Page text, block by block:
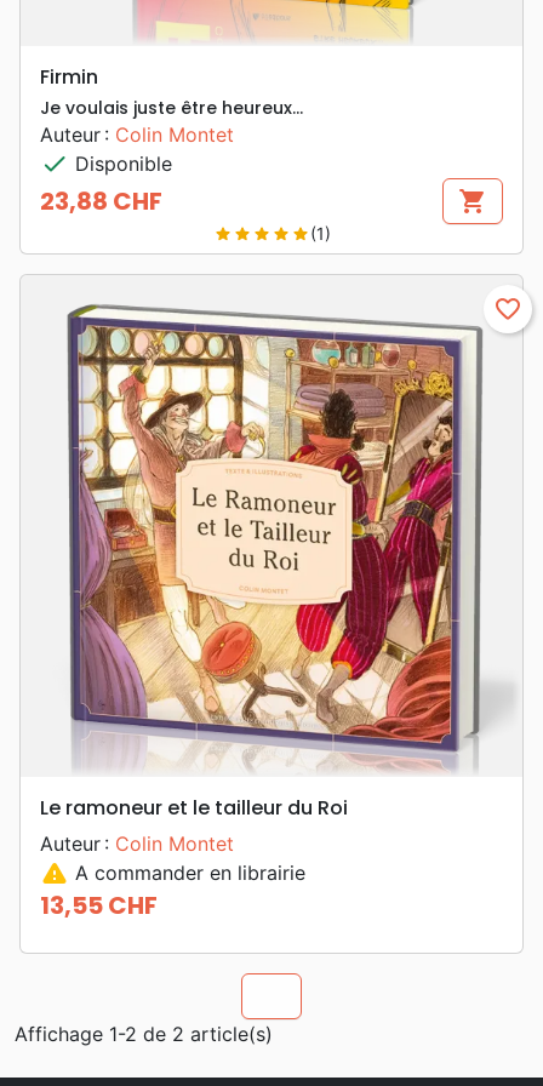
Firmin
Je voulais juste être heureux…
Auteur : Colin Montet
check Disponible
Prix
23,88 CHF shopping_cart
star star star star star(1)
favorite_border
Le ramoneur et le tailleur du Roi
Auteur : Colin Montet
warning A commander en librairie
Prix
13,55 CHF
Affichage 1-2 de 2 article(s)